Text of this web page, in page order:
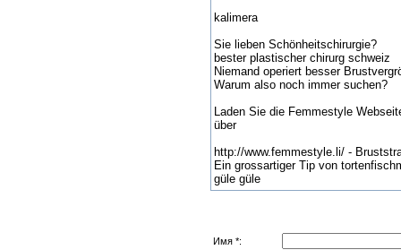
kalimera
Sie lieben Schönheitschirurgie?
bester plastischer chirurg schweiz
Niemand operiert besser
Warum also noch immer suchen?
Laden Sie die Femmestyle
über
http://www.femmestyle.li/ -
Ein grossartiger Tip von
güle güle
Имя *: